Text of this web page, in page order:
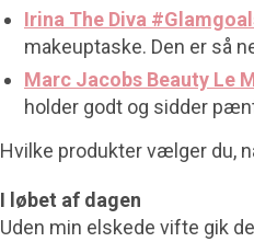
Irina The Diva
makeuptaske. Den er så
Marc Jacobs Beauty Le
holder godt og sidder
Hvilke produkter vælger du,
I løbet af dagen
Uden min elskede vifte gik